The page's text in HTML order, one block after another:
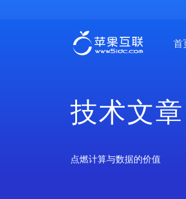
首
技术文章
点燃计算与数据的价值